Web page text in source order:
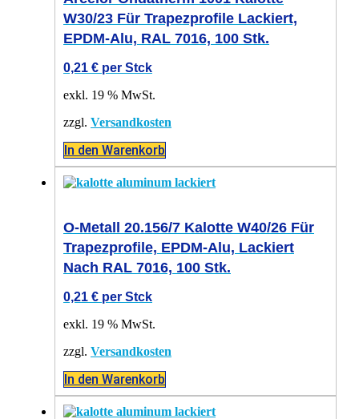
W30/23 Für Trapezprofile Lackiert,
EPDM-Alu, RAL 7016, 100 Stk.
0,21 € per Stck
exkl. 19 % MwSt.
zzgl. Versandkosten
In den Warenkorb
O-Metall 20.156/7 Kalotte W40/26 Für
Trapezprofile, EPDM-Alu, Lackiert
Nach RAL 7016, 100 Stk.
0,21 € per Stck
exkl. 19 % MwSt.
zzgl. Versandkosten
In den Warenkorb